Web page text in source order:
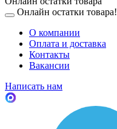
Онлайн остатки товара!
О компании
Оплата и доставка
Контакты
Вакансии
Написать нам